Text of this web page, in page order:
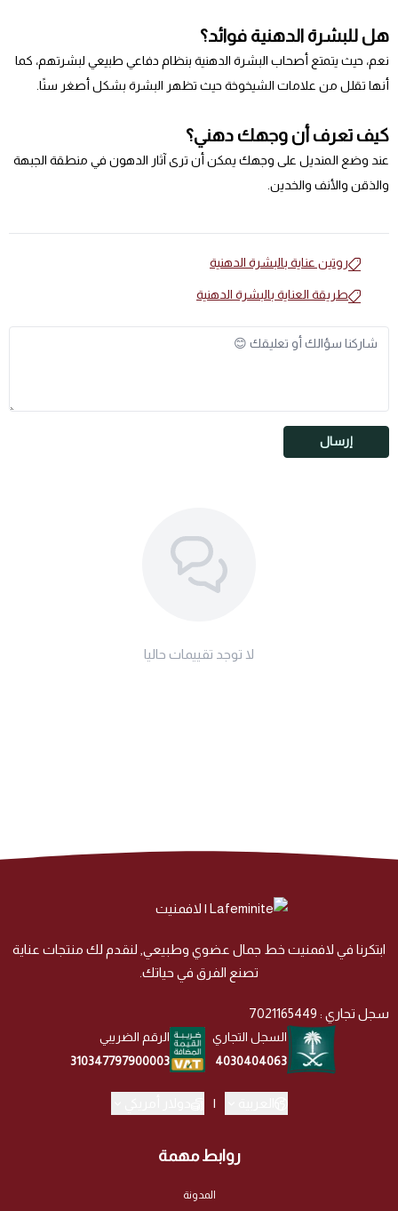
هل للبشرة الدهنية فوائد؟
نعم، حيث يتمتع أصحاب البشرة الدهنية بنظام دفاعي طبيعي لبشرتهم، كما
أنها تقلل من علامات الشيخوخة حيث تظهر البشرة بشكل أصغر سنًا.
كيف تعرف أن وجهك دهني؟
عند وضع المنديل على وجهك يمكن أن ترى آثار الدهون في منطقة الجبهة
والذقن والأنف والخدين.
روتين عناية بالبشرة الدهنية
طريقة العناية بالبشرة الدهنية
إرسال
لا توجد تقييمات حاليا
روابط مهمة
المدونة
ابتكرنا في لافمنيت خط جمال عضوي وطبيعي, لنقدم لك منتجات عناية
تصنع الفرق في حياتك.
سجل تجاري : 7021165449
السجل التجاري
4030404063
الرقم الضريبي
310347797900003
|